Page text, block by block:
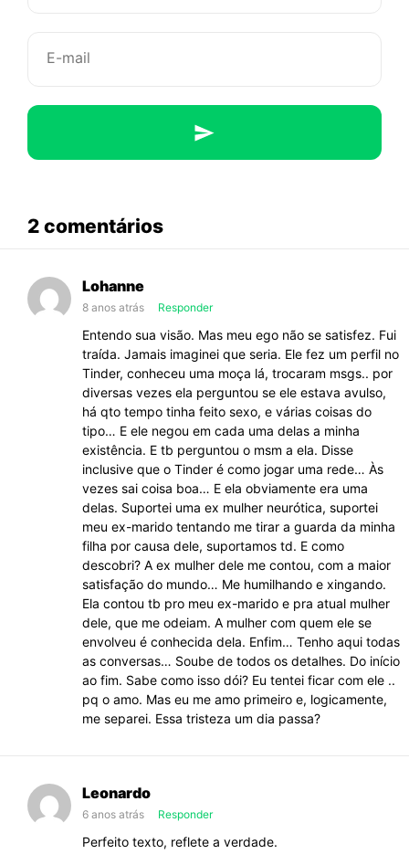
2 comentáriosabaixo
os
homens
traem?
Lohanne
8 anos atrás Responder
Entendo sua visão. Mas meu ego não se satisfez. Fui
traída. Jamais imaginei que seria. Ele fez um perfil no
Tinder, conheceu uma moça lá, trocaram msgs.. por
diversas vezes ela perguntou se ele estava avulso,
há qto tempo tinha feito sexo, e várias coisas do
tipo… E ele negou em cada uma delas a minha
existência. E tb perguntou o msm a ela. Disse
inclusive que o Tinder é como jogar uma rede… Às
vezes sai coisa boa… E ela obviamente era uma
delas. Suportei uma ex mulher neurótica, suportei
meu ex-marido tentando me tirar a guarda da minha
filha por causa dele, suportamos td. E como
descobri? A ex mulher dele me contou, com a maior
satisfação do mundo… Me humilhando e xingando.
Ela contou tb pro meu ex-marido e pra atual mulher
dele, que me odeiam. A mulher com quem ele se
envolveu é conhecida dela. Enfim… Tenho aqui todas
as conversas… Soube de todos os detalhes. Do início
ao fim. Sabe como isso dói? Eu tentei ficar com ele ..
pq o amo. Mas eu me amo primeiro e, logicamente,
me separei. Essa tristeza um dia passa?
Leonardo
6 anos atrás Responder
Perfeito texto, reflete a verdade.